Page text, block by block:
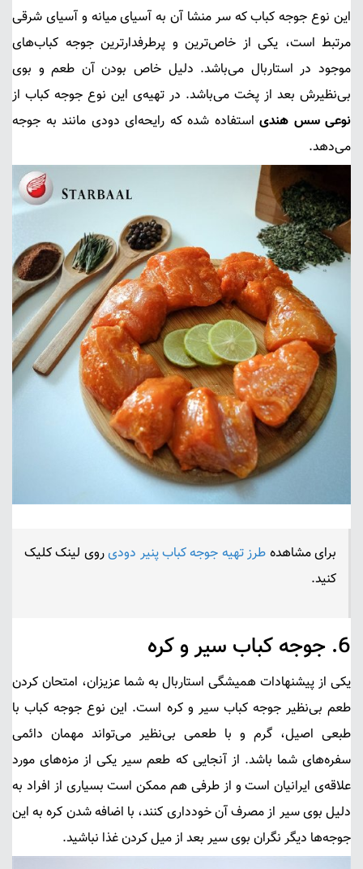
این نوع جوجه کباب که سر منشا آن به آسیای میانه و آسیای شرقی
مرتبط است، یکی از خاص‌ترین و پر‌طرفدارترین جوجه کباب‌های
موجود در استاربال می‌باشد. دلیل خاص بودن آن طعم و بوی
بی‌نظیرش بعد از پخت می‌باشد. در تهیه‌ی این نوع جوجه کباب از
نوعی سس هندی استفاده شده که رایحه‌ای دودی مانند به جوجه
می‌دهد.
برای مشاهده طرز تهیه جوجه کباب پنیر دودیروی لینک کلیک
کنید.
6. جوجه کباب سیر و کره
یکی از پیشنهادات همیشگی استاربال به شما عزیزان، امتحان کردن
طعم بی‌نظیرجوجه کباب سیر و کره است. این نوع جوجه کباب با
طبعی اصیل، گرم و با طعمی بی‌نظیر می‌تواند مهمان دائمی
سفره‌های شما باشد. از آنجایی که طعم سیر یکی از مزه‌های مورد
علاقه‌ی ایرانیان است و از طرفی هم ممکن است بسیاری از افراد به
دلیل بوی سیر از مصرف آن خودداری کنند، با اضافه شدن کره به این
جوجه‌ها دیگر نگران بوی سیر بعد از میل کردن غذا نباشید.